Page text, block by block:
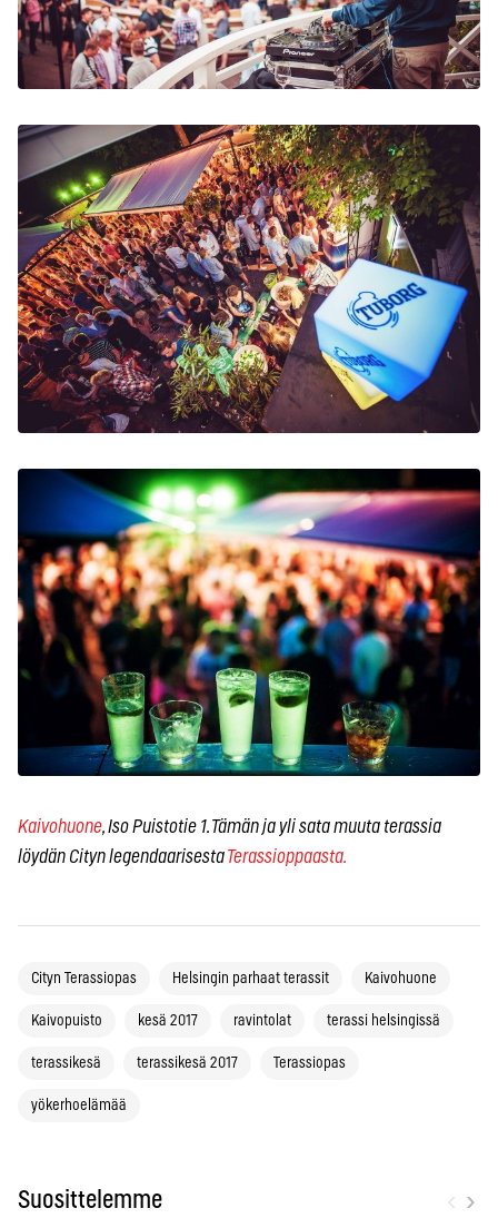
Kaivohuone, Iso Puistotie 1. Tämän ja yli sata muuta terassia
löydän Cityn legendaarisestaTerassioppaasta.
Cityn Terassiopas Helsingin parhaat terassit Kaivohuone
Kaivopuisto kesä 2017 ravintolat terassi helsingissä
terassikesä terassikesä 2017 Terassiopas
yökerhoelämää
Suosittelemme ›